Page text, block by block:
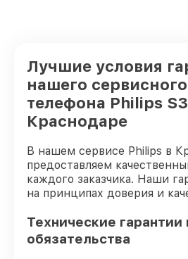
Лучшие условия
нашего
телефона Philips
Краснодаре
В нашем сервисе Philips в
предоставляем
каждого заказчика. Наши
на принципах доверия и
Технические гарантии
обязательства